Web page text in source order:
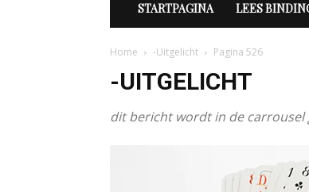
STARTPAGINA LEES
Home -Uitgelicht Pagina 526
-UITGELICHT
dit bericht wordt in de carrousel